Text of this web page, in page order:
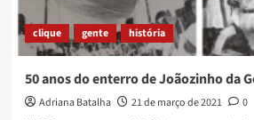
clique gente história
50 anos do enterro de Joãozinho da
Adriana Batalha 21 de março de 2021
0